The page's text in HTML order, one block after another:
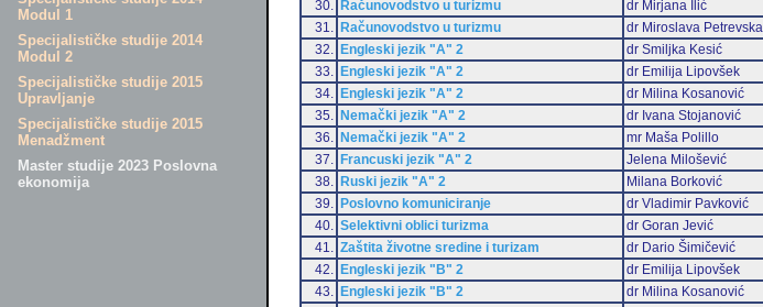
Modul 1
Specijalističke studije 2014
Modul 2
Specijalističke studije 2015
Upravljanje
Specijalističke studije 2015
Menadžment
Master studije 2023 Poslovna
ekonomija
30.
Računovodstvo u turizmu dr Mirjana Ilić
31.
Računovodstvo u turizmu dr Miroslava Petrevska
32.
Engleski jezik "A" 2 dr Smiljka Kesić
33.
Engleski jezik "A" 2 dr Emilija Lipovšek
34.
Engleski jezik "A" 2 dr Milina Kosanović
35.
Nemački jezik "A" 2 dr Ivana Stojanović
36.
Nemački jezik "A" 2 mr Maša Polillo
37.
Francuski jezik "A" 2 Jelena Milošević
38.
Ruski jezik "A" 2 Milana Borković
39.
Poslovno komuniciranje dr Vladimir Pavković
40.
Selektivni oblici turizma dr Goran Jević
41.
Zaštita životne sredine i turizam dr Dario Šimičević
42.
Engleski jezik "B" 2 dr Emilija Lipovšek
43.
Engleski jezik "B" 2 dr Milina Kosanović